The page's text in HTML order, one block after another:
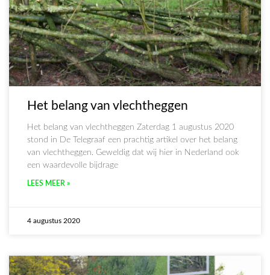
Het belang van vlechtheggen
Het belang van vlechtheggen Zaterdag 1 augustus 2020
stond in De Telegraaf een prachtig artikel over het belang
van vlechtheggen. Geweldig dat wij hier in Nederland ook
een waardevolle bijdrage
LEES MEER »
4 augustus 2020